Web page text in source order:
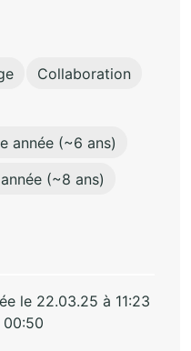
Collaboration
année (~6 ans)
(~8 ans)
le 22.03.25 à 11:23
00:50